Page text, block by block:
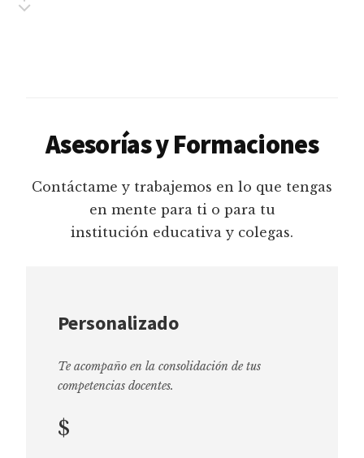
Asesorías y Formaciones
Contáctame y trabajemos en lo que tengas
en mente para ti o para tu
institución educativa y colegas.
Personalizado
Te acompaño en la consolidación de tus
competencias docentes.
$